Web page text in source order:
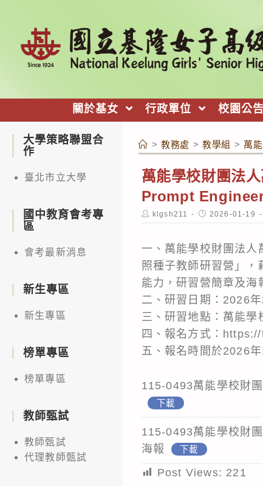
關於基女 行政單位 校園公告
> 教務處 > 教學組 > 萬
萬能學校財團法
Prompt
Post
author:
klgsh211
Post
published:
2026-01-19
一、萬能學校財團法
照種子教師研習營」
能力，研習營簡章及海
二、研習日期：2026
三、研習地點：萬能學
四、報名方式：
五、報名時間於2026
115-0493萬能學校財
下載
115-0493萬能學校財
海報
下載
Post Views: 221
大學策略聯盟合
作
臺北市立大學
國中教育會考專
區
會考最新消息
新生專區
新生專區
榜單專區
榜單專區
教師甄試
教師甄試
代理教師甄試